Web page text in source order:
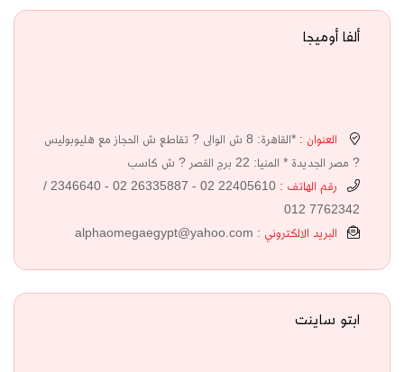
ألفا أوميجا
العنوان :
*القاهرة: 8 ش الوالى ? تقاطع ش الحجاز مع هليوبوليس
? مصر الجديدة * المنيا: 22 برج القصر ? ش كاسب
رقم الهاتف :
22405610 02 - 26335887 02 - 2346640 /
7762342 012
البريد الالكتروني : alphaomegaegypt@yahoo.com
ابتو ساينت